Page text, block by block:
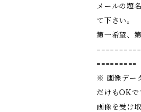
メールの題
て下さい。
第一希望、
=========
※ 画像デー
だけもOKで
画像を受け